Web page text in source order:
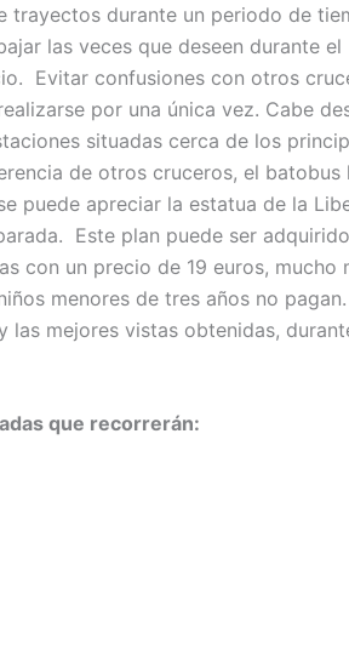
trayectos durante un periodo de
las veces que deseen durante el
Evitar confusiones con otros
por una única vez. Cabe
situadas cerca de los
de otros cruceros, el batobus
puede apreciar la estatua de la
Este plan puede ser
con un precio de 19 euros, mucho
menores de tres años no
mejores vistas obtenidas,
que recorrerán: